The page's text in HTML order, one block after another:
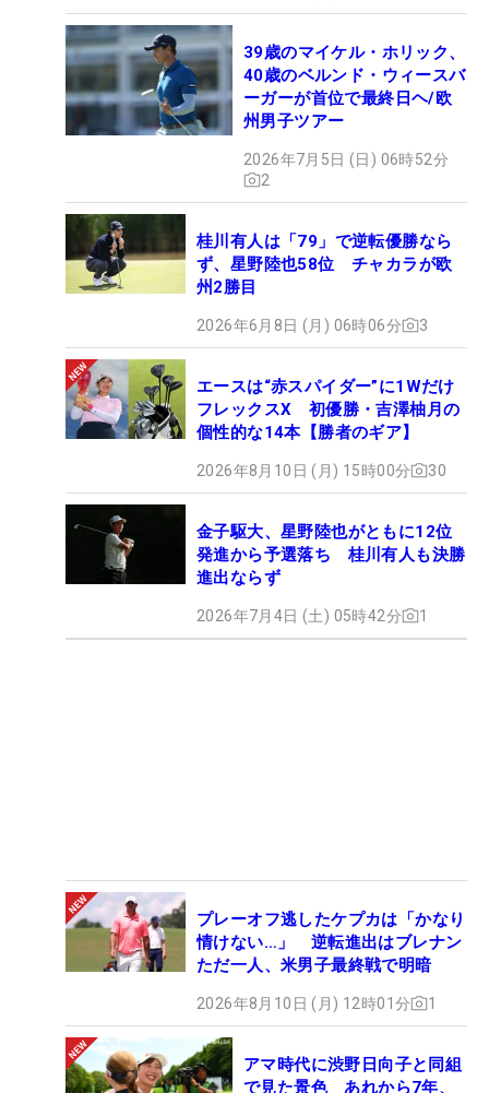
39歳のマイケル・ホリック、
40歳のベルンド・ウィースバ
ーガーが首位で最終日ヘ/欧
州男子ツアー
2026年7月5日 (日) 06時52分
2
桂川有人は「79」で逆転優勝なら
ず、星野陸也58位 チャカラが欧
州2勝目
2026年6月8日 (月) 06時06分 3
エースは“赤スパイダー”に1Wだけ
フレックスX 初優勝・吉澤柚月の
個性的な14本【勝者のギア】
2026年8月10日 (月) 15時00分 30
金子駆大、星野陸也がともに12位
発進から予選落ち 桂川有人も決勝
進出ならず
2026年7月4日 (土) 05時42分 1
プレーオフ逃したケプカは「かなり
情けない…」 逆転進出はブレナン
ただ一人、米男子最終戦で明暗
2026年8月10日 (月) 12時01分 1
アマ時代に渋野日向子と同組
で見た景色 あれから7年、